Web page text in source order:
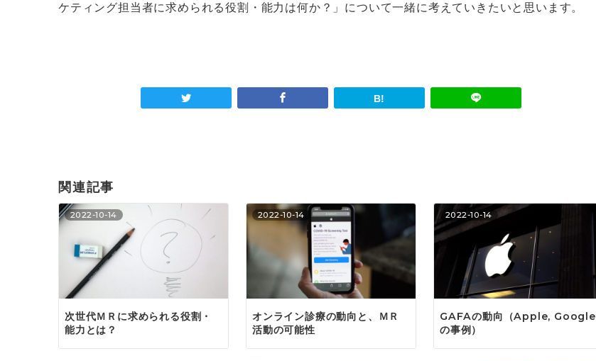
ケティング担当者に求められる役割・能力は何か？」について一緒に考えていきたいと思います。
関連記事
2022-10-14
次世代ＭＲに求められる役割・
能力とは？
2022-10-14
オンライン診療の動向と、ＭＲ
活動の可能性
2022-10-14
GAFAの動向（Apple, Google
の事例）